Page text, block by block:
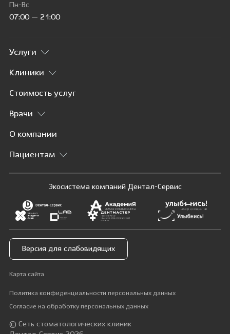
Пн-Вс
07:00 — 21:00
Услуги
Клиники
Стоимость услуг
Врачи
О компании
Пациентам
Экосистема компаний Дентал-Сервис
Версия для слабовидящих
Карта сайта
Политика конфиденциальности персональных данных
Согласие на обработку персональных данных
© Сеть стоматологических клиник